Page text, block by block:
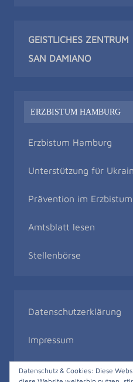
GEISTLICHES ZENTRUM
SAN DAMIANO
ERZBISTUM HAMBURG
Erzbistum Hamburg
Unterstützung für
Prävention im
Amtsblatt lesen
Stellenbörse
Datenschutzerklärung
Impressum
Bildrechte
Datenschutz & Cookies: Diese